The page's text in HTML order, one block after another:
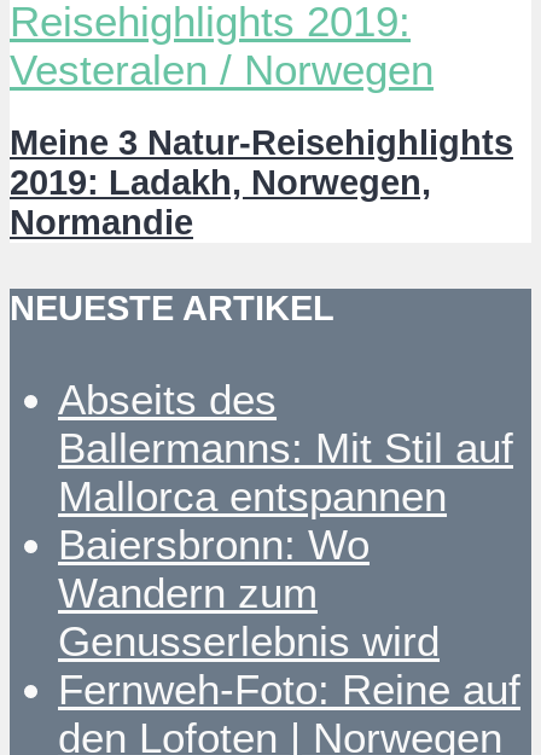
Meine 3 Natur-Reisehighlights
2019: Ladakh, Norwegen,
Normandie
NEUESTE ARTIKEL
Abseits des
Ballermanns: Mit Stil auf
Mallorca entspannen
Baiersbronn: Wo
Wandern zum
Genusserlebnis wird
Fernweh-Foto: Reine auf
den Lofoten | Norwegen